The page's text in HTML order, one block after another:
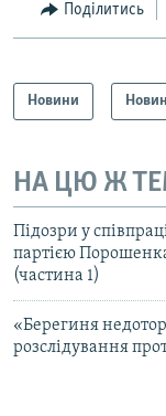
Поділитись
Новини
НА ЦЮ Ж
Підозри у
партією
(частина 1)
«Берегиня
розслідування